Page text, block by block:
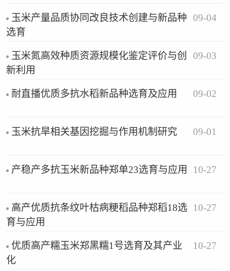
玉米产量品质协同改良技术创建与新品种
选育
09-04
玉米氮高效种质资源规模化鉴定评价与创
新利用
09-03
耐直播优质多抗水稻新品种选育及应用 09-02
玉米抗旱相关基因挖掘与作用机制研究 09-01
产稳产多抗玉米新品种郑单23选育与应用 10-27
高产优质抗条纹叶枯病粳稻品种郑稻18选
育与应用
10-27
优质高产糯玉米郑黑糯1号选育及其产业
化
10-27